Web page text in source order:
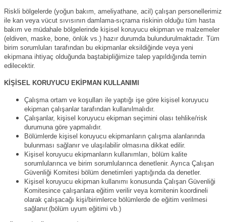
Riskli bölgelerde (yoğun bakım, ameliyathane, acil) çalışan personellerimiz
ile kan veya vücut sıvısının damlama-sıçrama riskinin olduğu tüm hasta
bakım ve müdahale bölgelerinde kişisel koruyucu ekipman ve malzemeler
(eldiven, maske, bone, önlük vs.) hazır durumda bulundurulmaktadır. Tüm
birim sorumluları tarafından bu ekipmanlar eksildiğinde veya yeni
ekipmana ihtiyaç olduğunda baştabipliğimize talep yapıldığında temin
edilecektir.
KİŞİSEL KORUYUCU EKİPMAN KULLANIMI
Çalışma ortam ve koşulları ile yaptığı işe göre kişisel koruyucu
ekipman çalışanlar tarafından kullanılmalıdır.
Çalışanlar, kişisel koruyucu ekipman seçimini olası tehlike/risk
durumuna göre yapmalıdır.
Bölümlerde kişisel koruyucu ekipmanların çalışma alanlarında
bulunması sağlanır ve ulaşılabilir olmasına dikkat edilir.
Kişisel koruyucu ekipmanların kullanımları, bölüm kalite
sorumlularınca ve birim sorumlularınca denetlenir. Ayrıca Çalışan
Güvenliği Komitesi bölüm denetimleri yaptığında da denetler.
Kişisel koruyucu ekipman kullanımı konusunda Çalışan Güvenliği
Komitesince çalışanlara eğitim verilir veya komitenin koordineli
olarak çalışacağı kişi/birimlerce bölümlerde de eğitim verilmesi
sağlanır.(bölüm uyum eğitimi vb.)